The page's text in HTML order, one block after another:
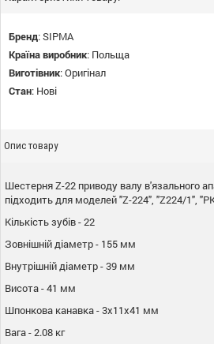
Бренд:SIPMA
Країна виробник: Польща
Виготівник:Оригінал
Стан: Нові
Опис товару
Шестерня Z-22 приводу валу в'язального
підходить для моделей "Z-224", "Z224/1",
Кількість зубів - 22
Зовнішній діаметр - 155 мм
Внутрішній діаметр - 39 мм
Висота - 41 мм
Шпонкова канавка - 3x11x41 мм
Вага - 2.08 кг